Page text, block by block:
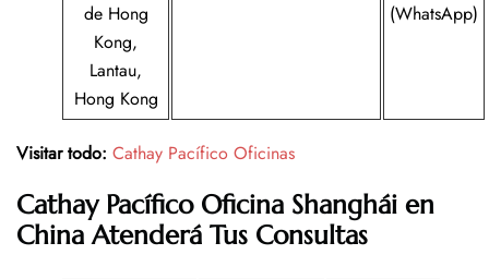
de Hong
Kong,
Lantau,
Hong Kong
(WhatsApp)
Visitar todo: Cathay Pacífico Oficinas
Cathay Pacífico Oficina Shanghái en
ChinaAtenderá Tus Consultas